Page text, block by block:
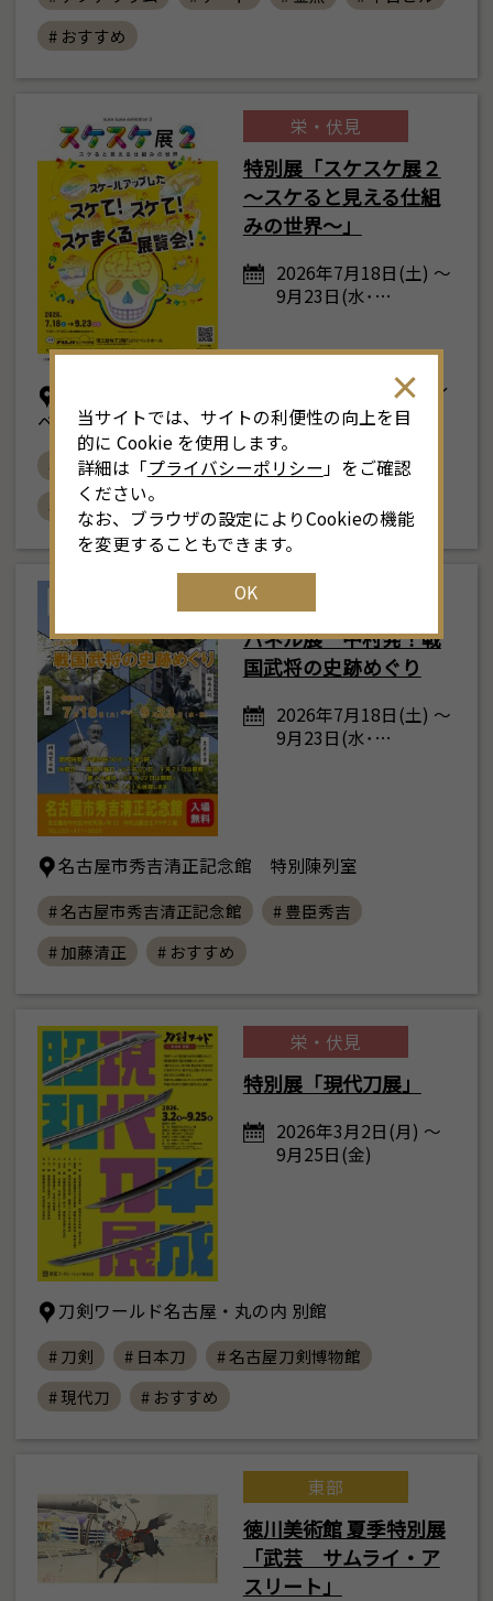
# おすすめ
栄・伏見
特別展「スケスケ展２
～スケると見える仕組
みの世界～」
2026年7月18日(土) ～
9月23日(水･…
ＦＵＪＩなごや科学館 理工館地下２階ＦＵＪＩイ
ベントホール
# 科学館
# ＦＵＪＩなごや科学館
# スケスケ展
# 夏休み # おすすめ
パネル展 中村発！戦
国武将の史跡めぐり
2026年7月18日(土) ～
9月23日(水･…
名古屋市秀吉清正記念館 特別陳列室
# 名古屋市秀吉清正記念館
# 豊臣秀吉
# 加藤清正
# おすすめ
栄・伏見
特別展「現代刀展」
2026年3月2日(月) ～
9月25日(金)
刀剣ワールド名古屋・丸の内 別館
# 刀剣 # 日本刀
# 名古屋刀剣博物館
# 現代刀
# おすすめ
東部
徳川美術館 夏季特別展
「武芸 サムライ・ア
スリート」
当サイトでは、サイトの利便性の向上を目
的に Cookie を使用します。
詳細は「プライバシーポリシー 」をご確認
ください。
なお、ブラウザの設定によりCookieの機能
を変更することもできます。
OK